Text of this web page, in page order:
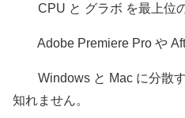
CPU と グラボ を最上位の
Adobe Premiere Pro や
Windows と Mac に分散す
知れません。